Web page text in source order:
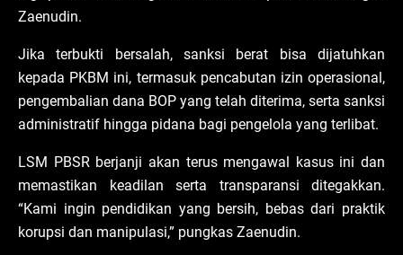
Zaenudin.
Jika terbukti bersalah, sanksi berat bisa dijatuhkan
kepada PKBM ini, termasuk pencabutan izin operasional,
pengembalian dana BOP yang telah diterima, serta sanksi
administratif hingga pidana bagi pengelola yang terlibat.
LSM PBSR berjanji akan terus mengawal kasus ini dan
memastikan keadilan serta transparansi ditegakkan.
“Kami ingin pendidikan yang bersih, bebas dari praktik
korupsi dan manipulasi,” pungkas Zaenudin.